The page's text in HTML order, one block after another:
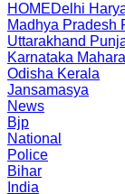
HOMEDelhi
Madhya Pradesh
Uttarakhand
Karnataka
Odisha Kerala
Jansamasya
News
Bjp
National
Police
Bihar
India